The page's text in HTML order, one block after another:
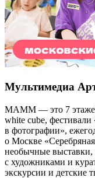
Мультимедиа
МАММ — это 7 этажей
white cube,
в фотографии»,
о Москве
необычные выставки,
с художниками и
экскурсии и детские